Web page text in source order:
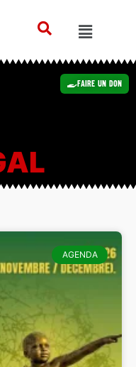
Faire un Don
AGENDA